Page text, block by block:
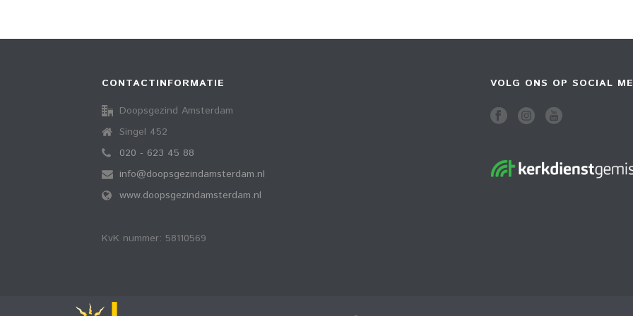
CONTACTINFORMATIE
Doopsgezind Amsterdam
Singel 452
020 - 623 45 88
info@doopsgezindamsterdam.nl
www.doopsgezindamsterdam.nl
KvK nummer: 58110569
VOLG ONS OP SOCIAL